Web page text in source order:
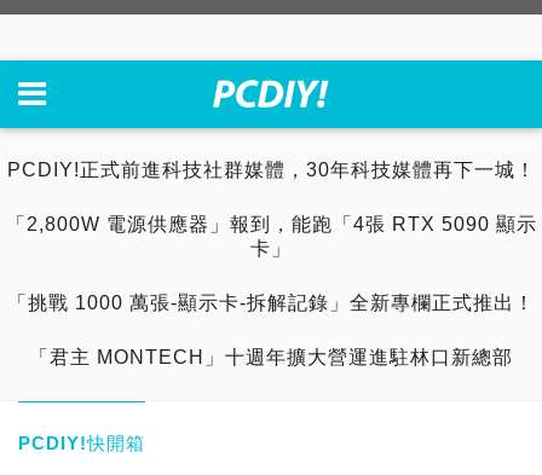
PCDIY!正式前進科技社群媒體，30年科技媒體再下一城！
「2,800W 電源供應器」報到，能跑「4張 RTX 5090 顯示
卡」
「挑戰 1000 萬張-顯示卡-拆解記錄」全新專欄正式推出！
「君主 MONTECH」十週年擴大營運進駐林口新總部
PCDIY!快開箱